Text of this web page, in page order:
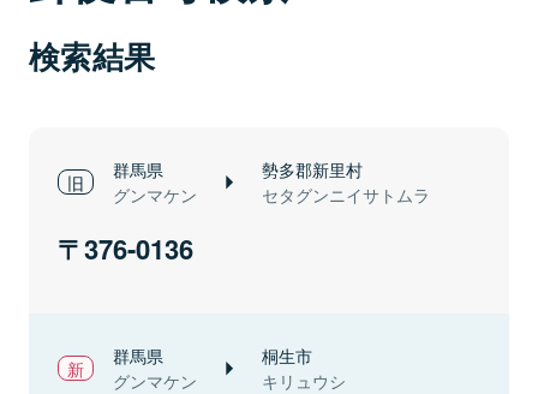
検索結果
群馬県
グンマケン
勢多郡新里村
セタグンニイサトムラ
376-0136
群馬県
グンマケン
桐生市
キリュウシ